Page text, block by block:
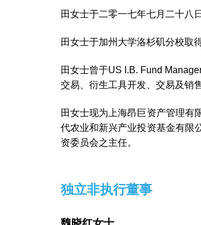
田女士于二零一七年七月二十八
田女士于加州大学洛杉矶分校取
田女士曾于US I.B. Fund
交易、衍生工具开发、交易及销
田女士现为上海昂巨资产管理有
代农业和新兴产业投资基金有限
资委员会之主任。
独立非执行董事